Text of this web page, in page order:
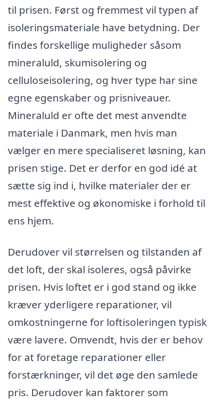
til prisen. Først og fremmest vil typen af
isoleringsmateriale have betydning. Der
findes forskellige muligheder såsom
mineraluld, skumisolering og
celluloseisolering, og hver type har sine
egne egenskaber og prisniveauer.
Mineraluld er ofte det mest anvendte
materiale i Danmark, men hvis man
vælger en mere specialiseret løsning, kan
prisen stige. Det er derfor en god idé at
sætte sig ind i, hvilke materialer der er
mest effektive og økonomiske i forhold til
ens hjem.
Derudover vil størrelsen og tilstanden af
det loft, der skal isoleres, også påvirke
prisen. Hvis loftet er i god stand og ikke
kræver yderligere reparationer, vil
omkostningerne for loftisoleringen typisk
være lavere. Omvendt, hvis der er behov
for at foretage reparationer eller
forstærkninger, vil det øge den samlede
pris. Derudover kan faktorer som